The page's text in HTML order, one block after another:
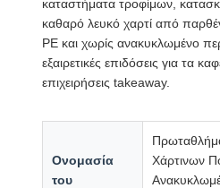
καταστήματα τροφίμων,
καθαρό λευκό χαρτί από
PE και χωρίς ανακυκλωμένο
εξαιρετικές επιδόσεις για τα
επιχειρήσεις takeaway.
Ονομασία
του
Χάρτινων